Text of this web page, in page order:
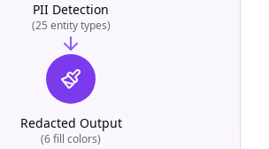
PII Detection
(25 entity types)
Redacted Output
(6 fill colors)